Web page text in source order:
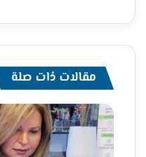
مقالات ذات صلة